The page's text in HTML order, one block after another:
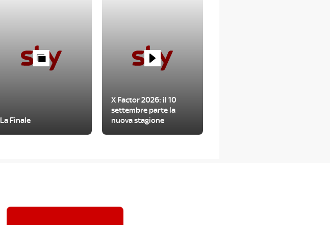
La Finale
X Factor 2026: il 10
settembre parte la
nuova stagione